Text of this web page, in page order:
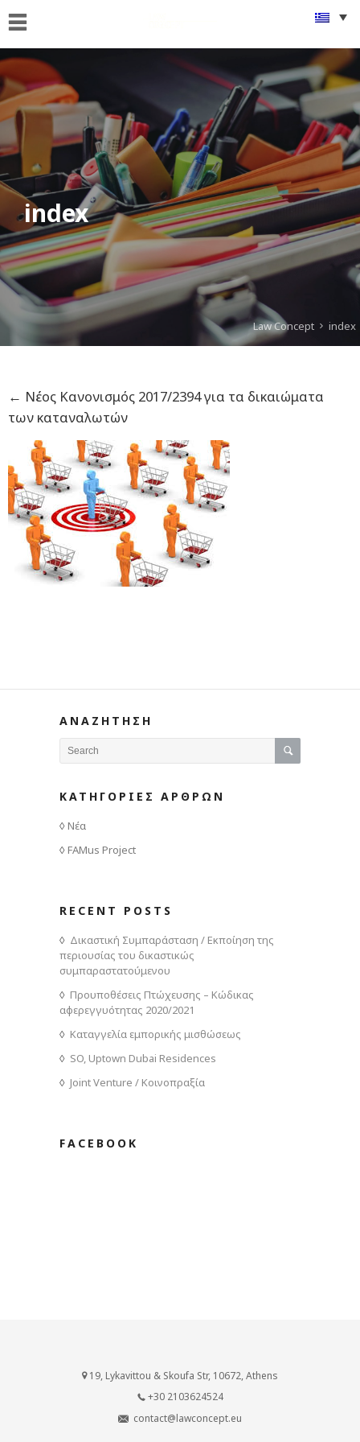
index
Law Concept index
← Nέος Κανονισμός 2017/2394 για τα δικαιώματα
των καταναλωτών
ΑΝΑΖΗΤΗΣΗ
ΚΑΤΗΓΟΡΙΕΣ ΑΡΘΡΩΝ
Νέα
FAMus Project
RECENT POSTS
Δικαστική Συμπαράσταση / Εκποίηση της
περιουσίας του δικαστικώς
συμπαραστατούμενου
Προυποθέσεις Πτώχευσης – Κώδικας
αφερεγγυότητας 2020/2021
Καταγγελία εμπορικής μισθώσεως
SO, Uptown Dubai Residences
Joint Venture / Κοινοπραξία
FACEBOOK
19, Lykavittou & Skoufa Str, 10672, Athens
+30 2103624524
contact@lawconcept.eu
ΕΙΜΑΣΤΕ
ΤΙ
ΚΑΝΟΥΜΕ
FAMus
Project
GDPR
ΝΕΑ
ΟΜΟΓΕΝΕΙΑ
ΕΠΙΚΟΙΝΩΝΙΑ